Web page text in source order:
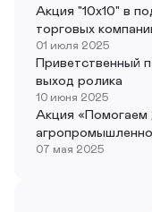
Акция "10х10" в
торговых
01 июля 2025
Приветственный
выход ролика
10 июня 2025
Акция «Помогаем
07 мая 2025